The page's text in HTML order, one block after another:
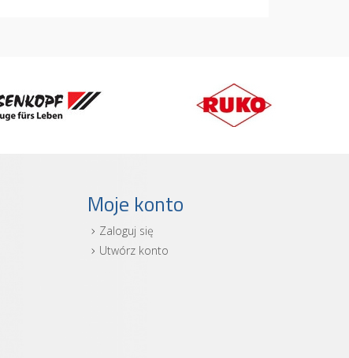
Moje konto
Zaloguj się
Utwórz konto